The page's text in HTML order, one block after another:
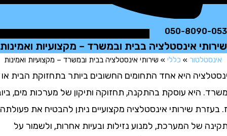
050-
אינסטלציה בבית ובמשרד – מקצועיות ואמינות
»כללי»שירותי אינסטלציה בבית ובמשרד – מקצועיות ואמינות
היא אחד התחומים החשובים ביותר בתחזוקת הבית או
היא עוסקת בהתקנה, תחזוקה ותיקון של מערכות מים, ביוב
שירותי אינסטלציה מקצועיים ניתן להבטיח את פעולתה
של המערכת, למנוע נזילות ובעיות אחרות, ולשמור על